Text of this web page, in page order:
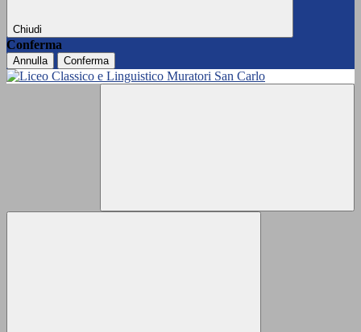
Chiudi
Conferma
Annulla Conferma